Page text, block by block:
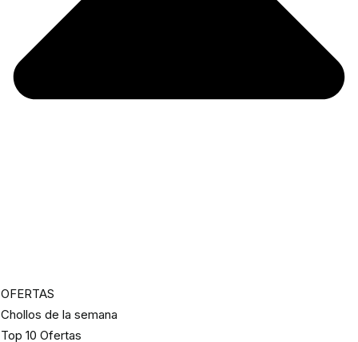
OFERTAS
Chollos de la semana
Top 10 Ofertas